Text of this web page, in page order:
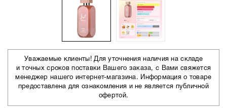
Уважаемые клиенты! Для уточнения наличия на складе
и точных сроков поставки Вашего заказа, с Вами свяжется
менеджер нашего интернет-магазина. Информация о товаре
предоставлена для ознакомления и не является публичной
офертой.